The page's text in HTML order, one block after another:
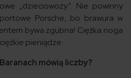
„dzieciowozy”. Nie powinny
Porsche, bo brawura w
bywa zgubna! Ciężka noga
pieniądze.
mówią liczby?